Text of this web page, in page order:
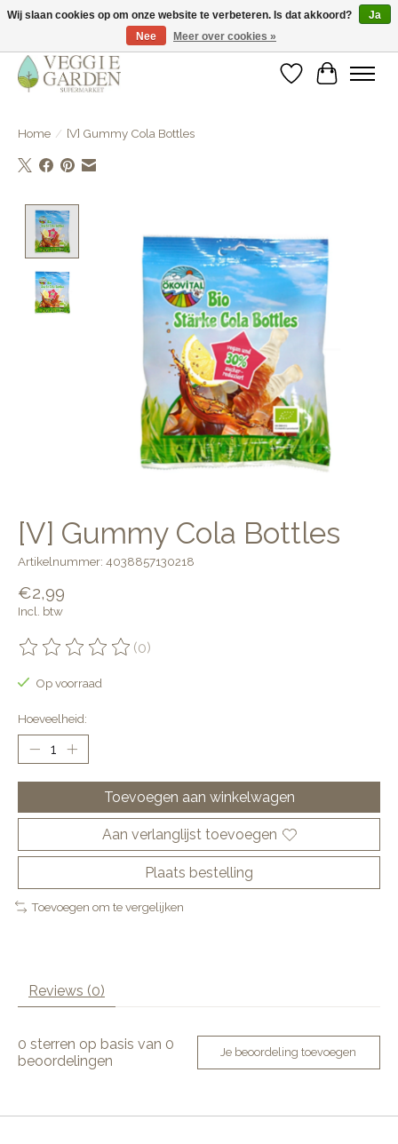
vegan & veggie products | free store pick-up
Verlanglijst
Home / [V] Gummy Cola Bottles
[V] Gummy Cola Bottles
Artikelnummer: 4038857130218
€2,99
Incl. btw
De beoordeling van dit product is
(0)
Op voorraad
Hoeveelheid:
Toevoegen aan winkelwagen
Aan verlanglijst toevoegen
Plaats bestelling
Toevoegen om te vergelijken
Reviews (0)
0 sterren op basis van 0
beoordelingen
Je beoordeling toevoegen
Wij slaan cookies op om onze website te verbeteren. Is dat akkoord?
Ja
Nee
Meer over cookies »